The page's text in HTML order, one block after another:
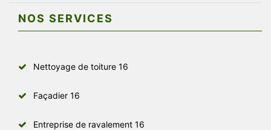
NOS SERVICES
Nettoyage de toiture 16
Façadier 16
Entreprise de ravalement 16